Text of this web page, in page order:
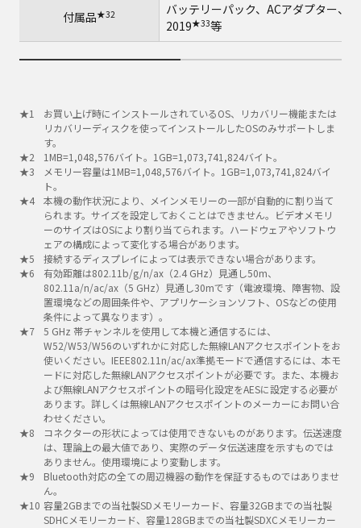
付属品★32
バッテリーパック、ACアダプター
2019★33等
お買い上げ時にインストールされているOS、リカバリー機能または
リカバリーディスクを使ってインストールしたOSのみサポートしま
す。
1MB=1,048,576バイト。1GB=1,073,741,824バイト。
メモリー容量は1MB=1,048,576バイト。1GB=1,073,741,824バイ
ト。
本機の動作状況により、メインメモリーの一部が自動的に割り当て
られます。サイズを設定しておくことはできません。ビデオメモリ
ーのサイズはOSにより割り当てられます。ハードウェアやソフトウ
ェアの構成によって変化する場合があります。
接続するディスプレイによっては表示できない場合があります。
有効距離は802.11b/g/n/ax（2.4 GHz）見通し50m、
802.11a/n/ac/ax（5 GHz）見通し30mです（電波環境、障害物、設
置環境などの周囲条件や、アプリケーションソフト、OSなどの使用
条件によって異なります）。
5 GHz 帯チャンネルを使用して本機と通信するには、
W52/W53/W56のいずれかに対応した無線LANアクセスポイントをお
使いください。IEEE802.11n/ac/ax準拠モードで通信するには、本モ
ードに対応した無線LANアクセスポイントが必要です。また、本機お
よび無線LANアクセスポイントの暗号化設定をAESに設定する必要が
あります。詳しくは無線LANアクセスポイントのメーカーにお問い合
わせください。
コネクターの形状によっては使用できないものがあります。伝送速度
は、理論上の最大値であり、実際のデータ伝送速度を示すものでは
ありません。使用環境により変動します。
Bluetooth対応の全ての周辺機器の動作を保証するものではありませ
ん。
容量2GBまでの当社製SDメモリーカード、容量32GBまでの当社製
SDHCメモリーカード、容量128GBまでの当社製SDXCメモリーカー